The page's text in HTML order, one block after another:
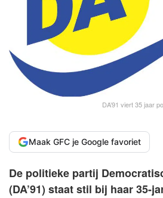
DA’91 viert 35 jaar
Maak GFC je Google favoriet
De politieke partij
(DA’91) staat stil bij haar 35-